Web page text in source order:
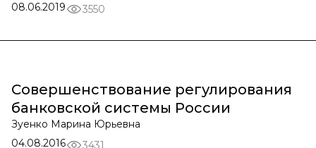
08.06.2019
3550
Совершенствование регулирования
банковской системы России
Зуенко Марина Юрьевна
04.08.2016
3431